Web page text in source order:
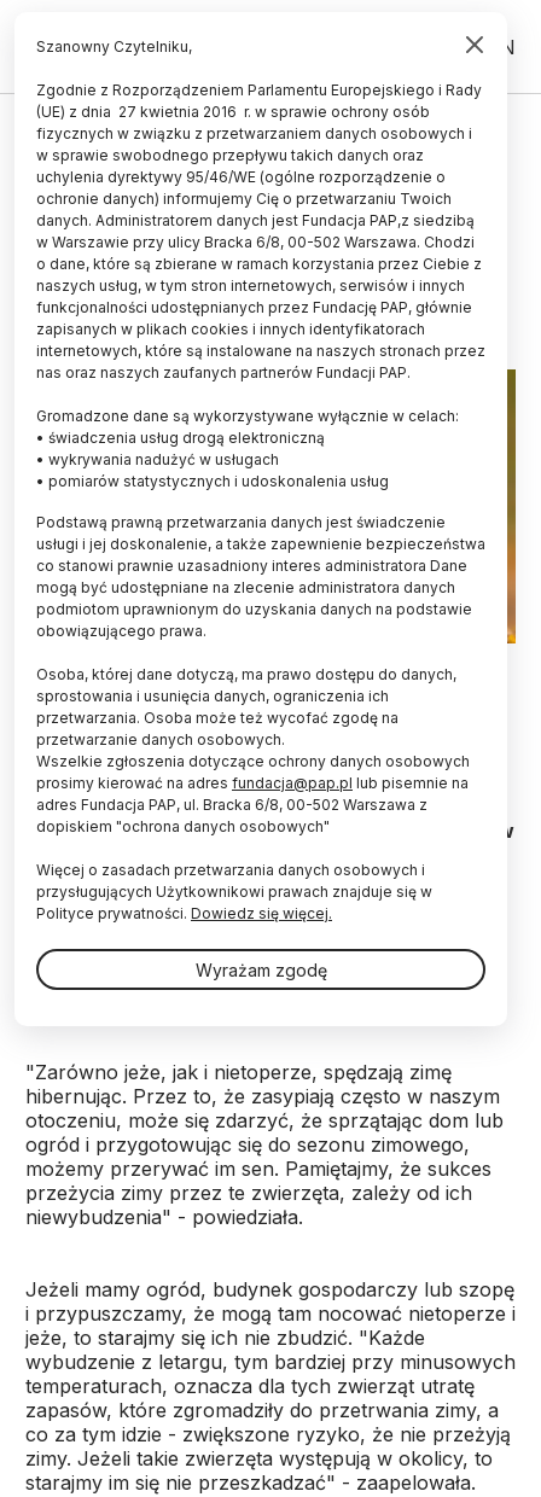
PL EN
ŻYCIE
Jeże i nietoperze mają większą
szansę na przeżycie zimy, jeśli nie
zostaną wybudzone
18.10.2022
aktualizacja: 18.10.2022
4 minuty czytania
Jeżeli mamy ogród, czy szopę, gdzie mogą
nocować nietoperze i jeże, to zachowajmy
ostrożność. Nie sprzątajmy ogrodu późną jesienią,
bo możemy wtedy obudzić jeże. Nie zatykajmy na
zimę otworów w szopach, bo mogą tam spać
nietoperze. Zwierzęta te zapadną w sen zimowy w
Zastępca dyrektora ds. gospodarki leśnej Lasy
Miejskie – Warszawa Andżelika Gackowska ostrzega
w rozmowie z PAP, że od naszego zachowania
"Zarówno jeże, jak i nietoperze, spędzają zimę
hibernując. Przez to, że zasypiają często w naszym
otoczeniu, może się zdarzyć, że sprzątając dom lub
ogród i przygotowując się do sezonu zimowego,
możemy przerywać im sen. Pamiętajmy, że sukces
przeżycia zimy przez te zwierzęta, zależy od ich
niewybudzenia" - powiedziała.
Jeżeli mamy ogród, budynek gospodarczy lub szopę
i przypuszczamy, że mogą tam nocować nietoperze i
jeże, to starajmy się ich nie zbudzić. "Każde
wybudzenie z letargu, tym bardziej przy minusowych
temperaturach, oznacza dla tych zwierząt utratę
zapasów, które zgromadziły do przetrwania zimy, a
co za tym idzie - zwiększone ryzyko, że nie przeżyją
zimy. Jeżeli takie zwierzęta występują w okolicy, to
starajmy im się nie przeszkadzać" - zaapelowała.
Szanowny Czytelniku,
Zgodnie z Rozporządzeniem Parlamentu Europejskiego i Rady
(UE) z dnia 27 kwietnia 2016 r. w sprawie ochrony osób
fizycznych w związku z przetwarzaniem danych osobowych i
w sprawie swobodnego przepływu takich danych oraz
uchylenia dyrektywy 95/46/WE (ogólne rozporządzenie o
ochronie danych) informujemy Cię o przetwarzaniu Twoich
danych. Administratorem danych jest Fundacja PAP,z siedzibą
w Warszawie przy ulicy Bracka 6/8, 00-502 Warszawa. Chodzi
o dane, które są zbierane w ramach korzystania przez Ciebie z
naszych usług, w tym stron internetowych, serwisów i innych
funkcjonalności udostępnianych przez Fundację PAP, głównie
zapisanych w plikach cookies i innych identyfikatorach
internetowych, które są instalowane na naszych stronach przez
nas oraz naszych zaufanych partnerów Fundacji PAP.
Gromadzone dane są wykorzystywane wyłącznie w celach:
• świadczenia usług drogą elektroniczną
• wykrywania nadużyć w usługach
• pomiarów statystycznych i udoskonalenia usług
Podstawą prawną przetwarzania danych jest świadczenie
usługi i jej doskonalenie, a także zapewnienie bezpieczeństwa
co stanowi prawnie uzasadniony interes administratora Dane
mogą być udostępniane na zlecenie administratora danych
podmiotom uprawnionym do uzyskania danych na podstawie
obowiązującego prawa.
Osoba, której dane dotyczą, ma prawo dostępu do danych,
sprostowania i usunięcia danych, ograniczenia ich
przetwarzania. Osoba może też wycofać zgodę na
przetwarzanie danych osobowych.
Wszelkie zgłoszenia dotyczące ochrony danych osobowych
prosimy kierować na adres fundacja@pap.pl lub pisemnie na
adres Fundacja PAP, ul. Bracka 6/8, 00-502 Warszawa z
dopiskiem "ochrona danych osobowych"
Więcej o zasadach przetwarzania danych osobowych i
przysługujących Użytkownikowi prawach znajduje się w
Polityce prywatności. Dowiedz się więcej.
Wyrażam zgodę